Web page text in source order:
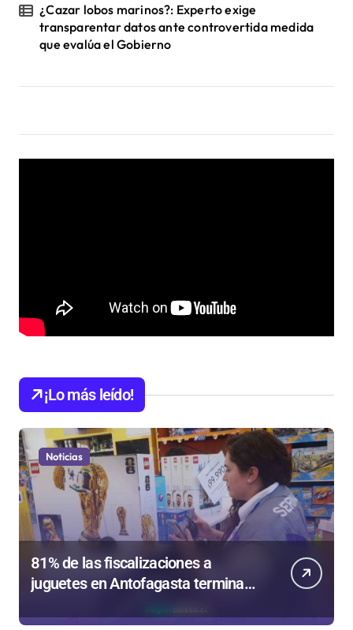
¿Cazar lobos marinos?: Experto exige
transparentar datos ante controvertida medida
que evalúa el Gobierno
¡Lo más leído!
Noticias
81% de las fiscalizaciones a
juguetes en Antofagasta termina
en sumarios sanitarios